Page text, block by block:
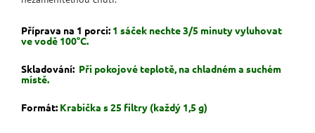
Příprava na 1 porci: 1 sáček nechte 3/5 minuty vyluhovat
ve vodě 100°C.
Skladování: Při pokojové teplotě, na chladném a suchém
místě.
Formát: Krabička s 25 filtry (každý 1,5 g)